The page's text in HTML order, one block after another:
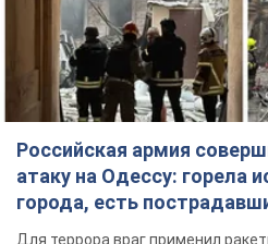
Для террора враг применил
час назад 26,6 т.
Депутаты взяли деньги
элитных квартир в Киеве:
парламентариев просил
поселился
Как работает особая социальная